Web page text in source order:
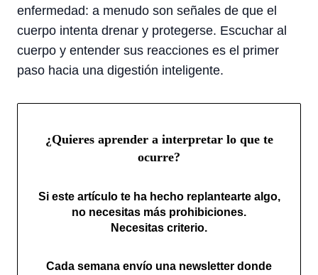
enfermedad: a menudo son señales de que el
cuerpo intenta drenar y protegerse. Escuchar al
cuerpo y entender sus reacciones es el primer
paso hacia una digestión inteligente.
¿Quieres aprender a interpretar lo que te
ocurre?
Si este artículo te ha hecho replantearte algo,
no necesitas más prohibiciones.
Necesitas criterio.
Cada semana envío una newsletter donde